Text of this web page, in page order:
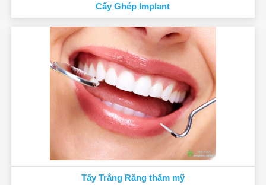
Cấy Ghép Implant
Tẩy Trắng Răng thẩm mỹ